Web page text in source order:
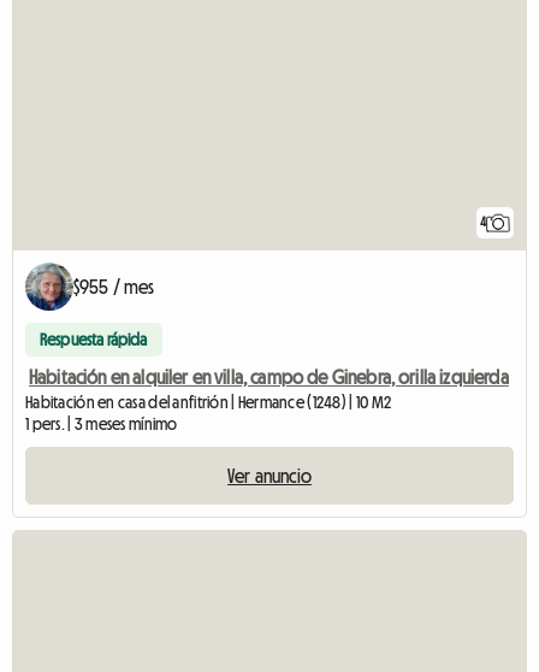
4
$955 / mes
Respuesta rápida
Habitación en alquiler en villa, campo de Ginebra, orilla izquierda
Habitación en casa del anfitrión | Hermance (1248) | 10 M2
1 pers. | 3 meses mínimo
Ver anuncio